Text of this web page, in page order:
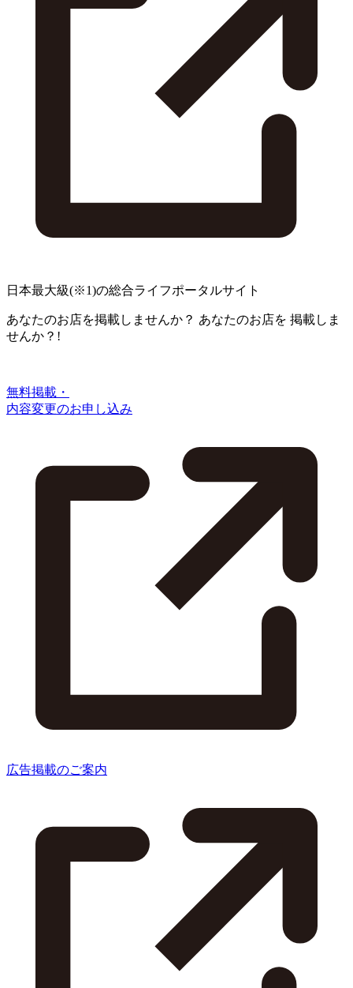
日本最大級(※1)の総合ライフポータルサイト
あなたのお店を掲載しませんか？ あなたのお店を 掲載しま
せんか？!
無料掲載・
内容変更のお申し込み
広告掲載のご案内